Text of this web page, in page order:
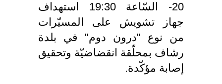
20- السّاعة 19:30 استهداف
جهاز تشويش على المسيّرات
من نوع "درون دوم" في بلدة
رشاف بمحلّقة انقضاضيّة وتحقيق
إصابة مؤكّدة.